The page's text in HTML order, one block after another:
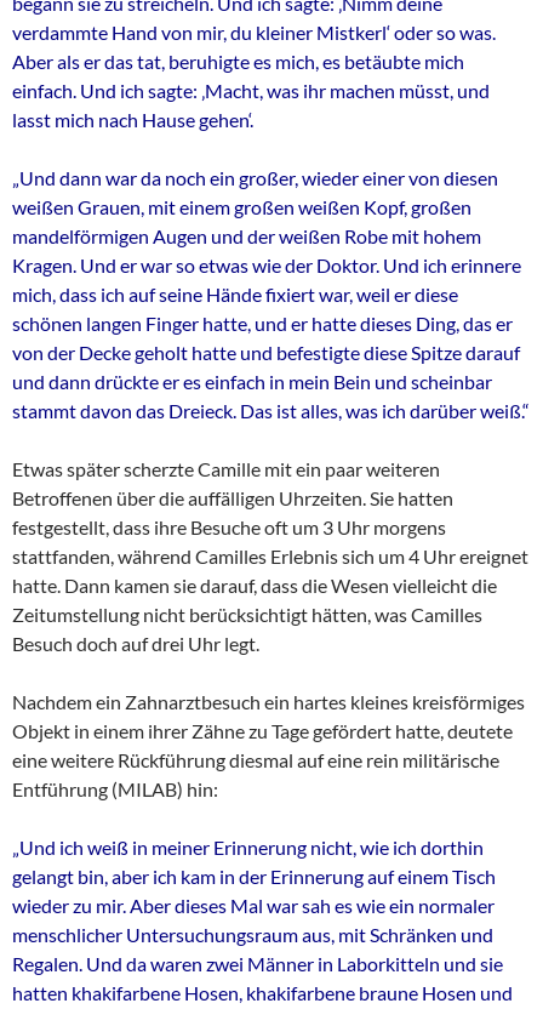
verdammte Hand von mir, du kleiner Mistkerl‘ oder so was.
Aber als er das tat, beruhigte es mich, es betäubte mich
einfach. Und ich sagte: ‚Macht, was ihr machen müsst, und
lasst mich nach Hause gehen‘.
„Und dann war da noch ein großer, wieder einer von diesen
weißen Grauen, mit einem großen weißen Kopf, großen
mandelförmigen Augen und der weißen Robe mit hohem
Kragen. Und er war so etwas wie der Doktor. Und ich erinnere
mich, dass ich auf seine Hände fixiert war, weil er diese
schönen langen Finger hatte, und er hatte dieses Ding, das er
von der Decke geholt hatte und befestigte diese Spitze darauf
und dann drückte er es einfach in mein Bein und scheinbar
stammt davon das Dreieck. Das ist alles, was ich darüber weiß.“
Etwas später scherzte Camille mit ein paar weiteren
Betroffenen über die auffälligen Uhrzeiten. Sie hatten
festgestellt, dass ihre Besuche oft um 3 Uhr morgens
stattfanden, während Camilles Erlebnis sich um 4 Uhr ereignet
hatte. Dann kamen sie darauf, dass die Wesen vielleicht die
Zeitumstellung nicht berücksichtigt hätten, was Camilles
Besuch doch auf drei Uhr legt.
Nachdem ein Zahnarztbesuch ein hartes kleines kreisförmiges
Objekt in einem ihrer Zähne zu Tage gefördert hatte, deutete
eine weitere Rückführung diesmal auf eine rein militärische
Entführung (MILAB) hin:
„Und ich weiß in meiner Erinnerung nicht, wie ich dorthin
gelangt bin, aber ich kam in der Erinnerung auf einem Tisch
wieder zu mir. Aber dieses Mal war sah es wie ein normaler
menschlicher Untersuchungsraum aus, mit Schränken und
Regalen. Und da waren zwei Männer in Laborkitteln und sie
hatten khakifarbene Hosen, khakifarbene braune Hosen und